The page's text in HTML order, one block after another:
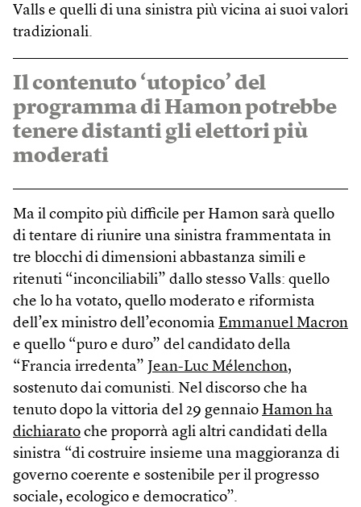
Valls e quelli di una sinistra più vicina ai suoi valori
tradizionali.
Il contenuto ‘utopico’ del
programma di Hamon potrebbe
tenere distanti gli elettori più
moderati
Ma il compito più difficile per Hamon sarà quello
di tentare di riunire una sinistra frammentata in
tre blocchi di dimensioni abbastanza simili e
ritenuti “inconciliabili” dallo stesso Valls: quello
che lo ha votato, quello moderato e riformista
dell’ex ministro dell’economia Emmanuel Macron
e quello “puro e duro” del candidato della
“Francia irredenta” Jean-Luc Mélenchon,
sostenuto dai comunisti. Nel discorso che ha
tenuto dopo la vittoria del 29 gennaio Hamon ha
dichiarato che proporrà agli altri candidati della
sinistra “di costruire insieme una maggioranza di
governo coerente e sostenibile per il progresso
sociale, ecologico e democratico”.